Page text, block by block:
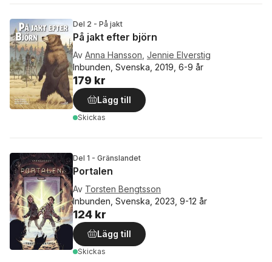
Del 2 - På jakt
På jakt efter björn
Av Anna Hansson Jennie Elverstig
Inbunden, Svenska, 2019, 6-9 år
179 kr
Lägg till
Skickas
Del 1 - Gränslandet
Portalen
Av Torsten Bengtsson
Inbunden, Svenska, 2023, 9-12 år
124 kr
Lägg till
Skickas